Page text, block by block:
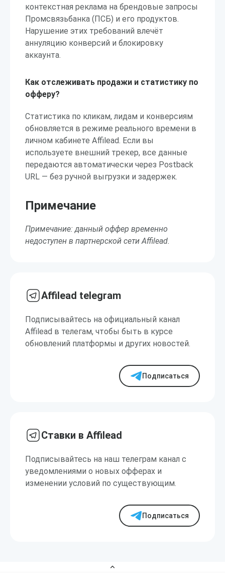
контекстная реклама на брендовые запросы
Промсвязьбанка (ПСБ) и его продуктов.
Нарушение этих требований влечёт
аннуляцию конверсий и блокировку
аккаунта.
Как отслеживать продажи и статистику по
офферу?
Статистика по кликам, лидам и конверсиям
обновляется в режиме реального времени в
личном кабинете Affilead. Если вы
используете внешний трекер, все данные
передаются автоматически через Postback
URL — без ручной выгрузки и задержек.
Примечание
Примечание: данный оффер временно
недоступен в партнерской сети Affilead.
Affilead telegram
Подписывайтесь на официальный канал
Affilead в телегам, чтобы быть в курсе
обновлений платформы и других новостей.
Подписаться
Ставки в Affilead
Подписывайтесь на наш телеграм канал с
уведомлениями о новых офферах и
изменении условий по существующим.
Подписаться